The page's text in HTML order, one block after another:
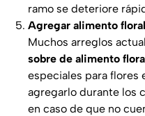
ramo se deteriore
Agregar alimento
Muchos arreglos
sobre de alimento
especiales para flores
agregarlo durante los
en caso de que no